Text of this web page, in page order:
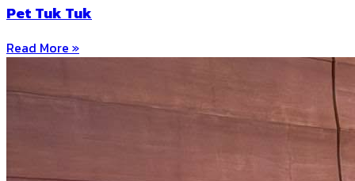
Pet Tuk Tuk
Read More »